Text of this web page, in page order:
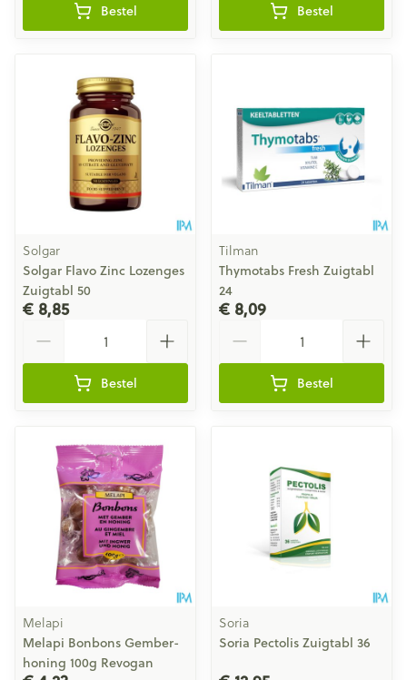
Bestel Bestel
Solgar
Solgar Flavo Zinc Lozenges
Zuigtabl 50
€ 8,85
Bestel
Tilman
Thymotabs Fresh Zuigtabl
24
€ 8,09
Bestel
Melapi
Melapi Bonbons Gember-
honing 100g Revogan
Soria
Soria Pectolis Zuigtabl 36